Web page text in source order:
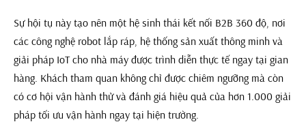
Sự hội tụ này tạo nên một hệ sinh thái kết nối B2B 360 độ, nơi
các công nghệ robot lắp ráp, hệ thống sản xuất thông minh và
giải pháp IoT cho nhà máy được trình diễn thực tế ngay tại gian
hàng. Khách tham quan không chỉ được chiêm ngưỡng mà còn
có cơ hội vận hành thử và đánh giá hiệu quả của hơn 1.000 giải
pháp tối ưu vận hành ngay tại hiện trường.